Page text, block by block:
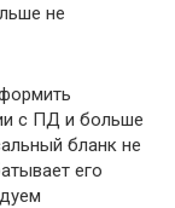
не
с ПД и больше
бланк не
его